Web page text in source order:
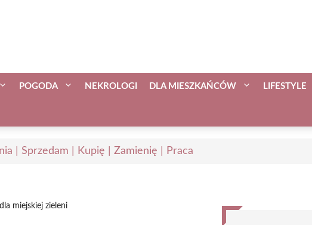
POGODA NEKROLOGI DLA MIESZKAŃCÓW LIFESTYLE
| Sprzedam | Kupię | Zamienię | Praca
miejskiej zieleni